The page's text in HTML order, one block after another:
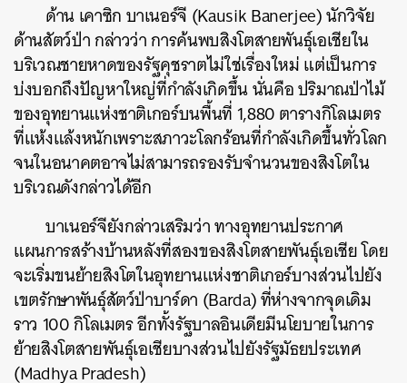
ด้าน เคาซิก บาเนอร์จี (Kausik Banerjee) นักวิจัย
ด้านสัตว์ป่า กล่าวว่า การค้นพบสิงโตสายพันธุ์เอเชียใน
บริเวณชายหาดของรัฐคุชราตไม่ใช่เรื่องใหม่ แต่เป็นการ
บ่งบอกถึงปัญหาใหญ่ที่กำลังเกิดขึ้น นั่นคือ ปริมาณป่าไม้
ของอุทยานแห่งชาติเกอร์บนพื้นที่ 1,880 ตารางกิโลเมตร
ที่แห้งแล้งหนักเพราะสภาวะโลกร้อนที่กำลังเกิดขึ้นทั่วโลก
จนในอนาคตอาจไม่สามารถรองรับจำนวนของสิงโตใน
บริเวณดังกล่าวได้อีก
บาเนอร์จียังกล่าวเสริมว่า ทางอุทยานประกาศ
แผนการสร้างบ้านหลังที่สองของสิงโตสายพันธุ์เอเชีย โดย
จะเริ่มขนย้ายสิงโตในอุทยานแห่งชาติเกอร์บางส่วนไปยัง
เขตรักษาพันธุ์สัตว์ป่าบาร์ดา (Barda) ที่ห่างจากจุดเดิม
ราว 100 กิโลเมตร อีกทั้งรัฐบาลอินเดียมีนโยบายในการ
ย้ายสิงโตสายพันธุ์เอเชียบางส่วนไปยังรัฐมัธยประเทศ
(Madhya Pradesh)